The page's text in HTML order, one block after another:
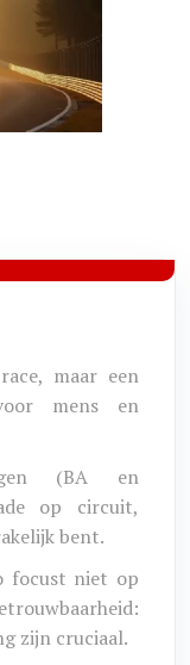
maar een
mens en
(BA en
op circuit,
bent.
focust niet op
zijn cruciaal.